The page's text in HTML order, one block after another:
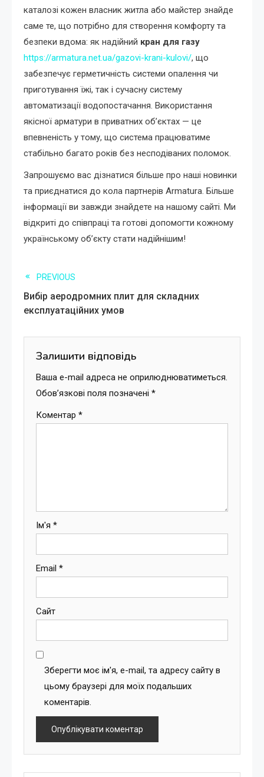
каталозі кожен власник житла або майстер знайде
саме те, що потрібно для створення комфорту та
безпеки вдома: як надійний кран для газу
https://armatura.net.ua/gazovi-krani-kulovi/, що
забезпечує герметичність системи опалення чи
приготування їжі, так і сучасну систему
автоматизації водопостачання. Використання
якісної арматури в приватних об’єктах — це
впевненість у тому, що система працюватиме
стабільно багато років без несподіваних поломок.
Запрошуємо вас дізнатися більше про наші новинки
та приєднатися до кола партнерів Armatura. Більше
інформації ви завжди знайдете на нашому сайті. Ми
відкриті до співпраці та готові допомогти кожному
українському об’єкту стати надійнішим!
Read
more
articles
PREVIOUS
Вибір аеродромних плит для складних
експлуатаційних умов
Залишити відповідь
Ваша e-mail адреса не оприлюднюватиметься.
Обов’язкові поля позначені *
Коментар *
Ім'я *
Email *
Сайт
Зберегти моє ім'я, e-mail, та адресу сайту в
цьому браузері для моїх подальших
коментарів.